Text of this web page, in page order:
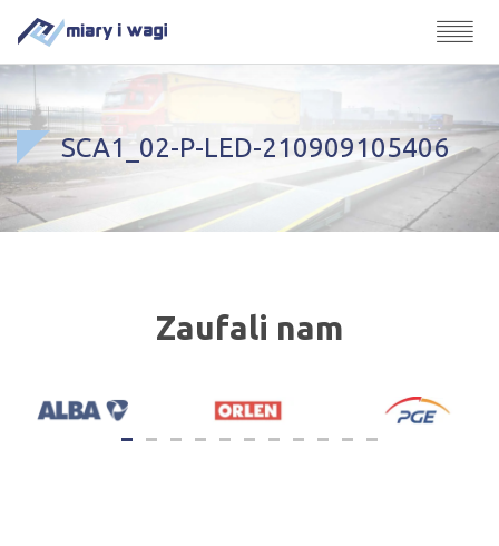
SCA1_02-P-LED-210909105406
Zaufali nam